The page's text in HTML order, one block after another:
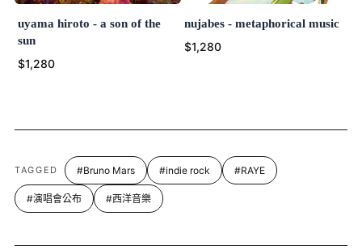
uyama hiroto - a son of the
sun
$1,280
nujabes - metaphorical music
$1,280
TAGGED #Bruno Mars #indie rock #RAYE
#演唱會公布 #西洋音樂